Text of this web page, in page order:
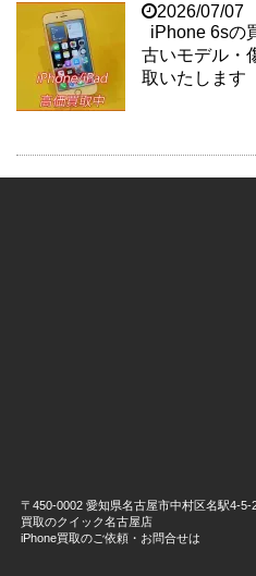
2026/07/07
iPhone 6sの
古いモデル・
取いたします
〒450-0002 愛知県名古屋市中村区名駅4-5-
買取のクイック名古屋店
iPhone買取のご依頼・お問合せは